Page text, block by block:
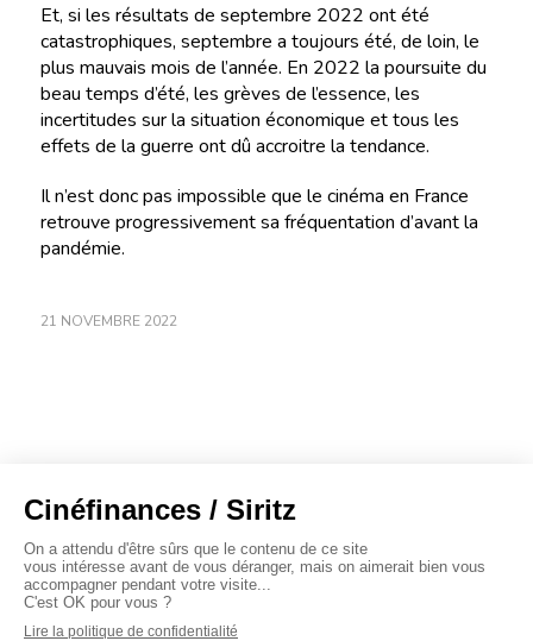
Et, si les résultats de septembre 2022 ont été
catastrophiques, septembre a toujours été, de loin, le
plus mauvais mois de l’année. En 2022 la poursuite du
beau temps d’été, les grèves de l’essence, les
incertitudes sur la situation économique et tous les
effets de la guerre ont dû accroitre la tendance.
Il n’est donc pas impossible que le cinéma en France
retrouve progressivement sa fréquentation d’avant la
pandémie.
21 NOVEMBRE 2022
À propos
Baromètres
Cinéscoop
Éditorial